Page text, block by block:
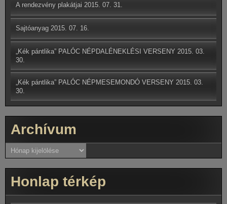
A rendezvény plakátjai 2015. 07. 31.
Sajtóanyag 2015. 07. 16.
„Kék pántlika” PALÓC NÉPDALÉNEKLÉSI VERSENY 2015. 03.
30.
„Kék pántlika” PALÓC NÉPMESEMONDÓ VERSENY 2015. 03.
30.
Archívum
Archívum
Honlap térkép